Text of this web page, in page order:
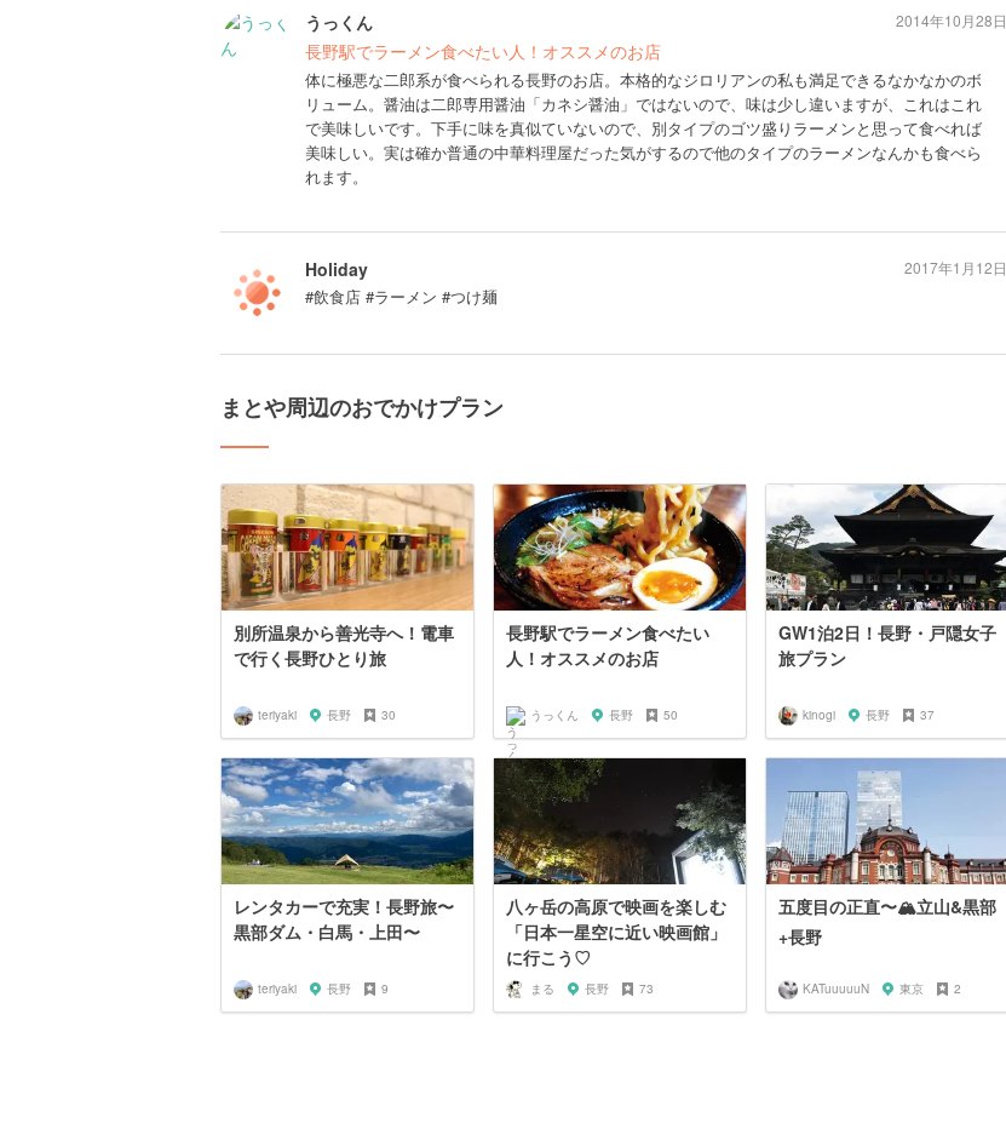
うっくん
長野駅でラーメン食べたい人！オススメのお店
体に極悪な二郎系が食べられる長野のお店。本格的なジロリアンの私も満足できるなかなかのボ
リューム。醤油は二郎専用醤油「カネシ醤油」ではないので、味は少し違いますが、これはこれ
で美味しいです。下手に味を真似ていないので、別タイプのゴツ盛りラーメンと思って食べれば
美味しい。実は確か普通の中華料理屋だった気がするので他のタイプのラーメンなんかも食べら
れます。
2014年10月28日
Holiday
#飲食店 #ラーメン #つけ麺
2017年1月12日
まとや周辺のおでかけプラン
別所温泉から善光寺へ！電車
で行く長野ひとり旅
teriyaki 長野 30
長野駅でラーメン食べたい
人！オススメのお店
うっくん 長野 50
GW1泊2日！長野・戸隠女子
旅プラン
kinogi 長野 37
レンタカーで充実！長野旅〜
黒部ダム・白馬・上田〜
teriyaki 長野 9
八ヶ岳の高原で映画を楽しむ
「日本一星空に近い映画館」
に行こう♡
まる 長野 73
五度目の正直〜🏔立山&黒部
+長野
KATuuuuuN 東京 2